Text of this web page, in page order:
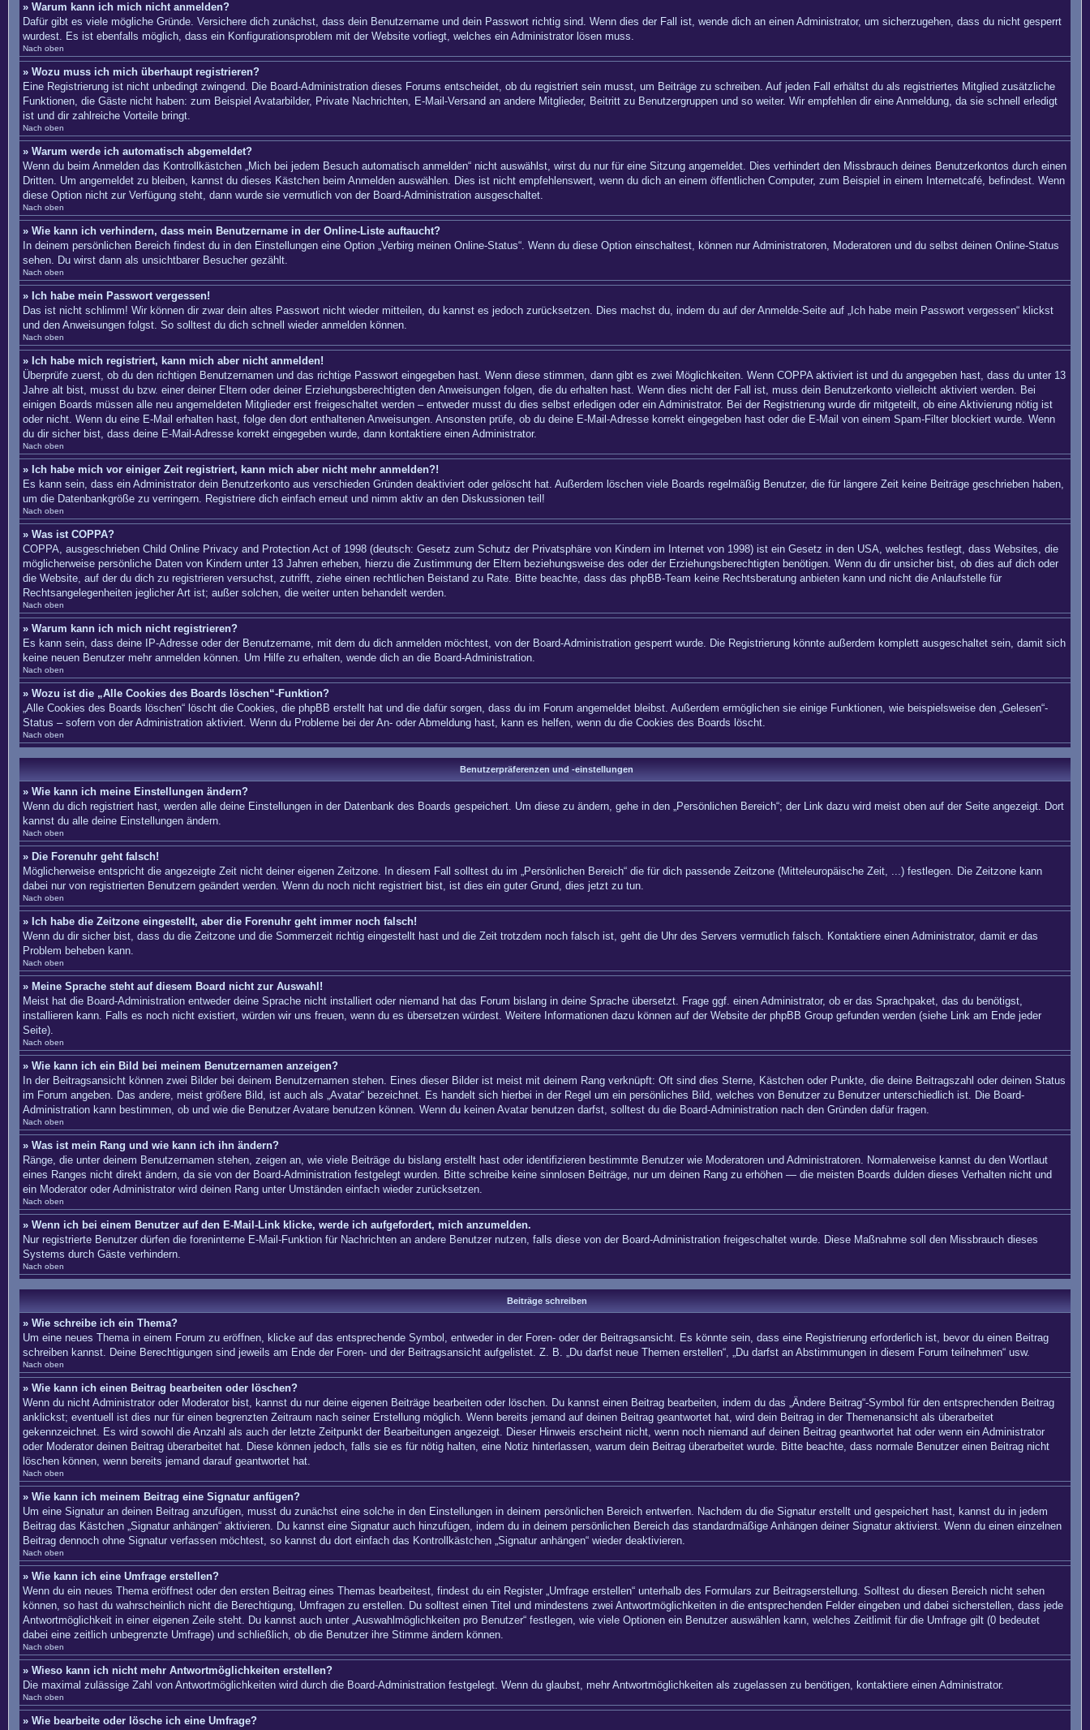
» Warum kann ich mich nicht anmelden?
Dafür gibt es viele mögliche Gründe. Versichere dich zunächst, dass dein Benutzername und dein Passwort richtig sind. Wenn dies der Fall ist, wende dich an einen Administrator, um sicherzugehen, dass du nicht gesperrt
wurdest. Es ist ebenfalls möglich, dass ein Konfigurationsproblem mit der Website vorliegt, welches ein Administrator lösen muss.
Nach oben
» Wozu muss ich mich überhaupt registrieren?
Eine Registrierung ist nicht unbedingt zwingend. Die Board-Administration dieses Forums entscheidet, ob du registriert sein musst, um Beiträge zu schreiben. Auf jeden Fall erhältst du als registriertes Mitglied zusätzliche
Funktionen, die Gäste nicht haben: zum Beispiel Avatarbilder, Private Nachrichten, E-Mail-Versand an andere Mitglieder, Beitritt zu Benutzergruppen und so weiter. Wir empfehlen dir eine Anmeldung, da sie schnell erledigt
ist und dir zahlreiche Vorteile bringt.
Nach oben
» Warum werde ich automatisch abgemeldet?
Wenn du beim Anmelden das Kontrollkästchen „Mich bei jedem Besuch automatisch anmelden“ nicht auswählst, wirst du nur für eine Sitzung angemeldet. Dies verhindert den Missbrauch deines Benutzerkontos durch einen
Dritten. Um angemeldet zu bleiben, kannst du dieses Kästchen beim Anmelden auswählen. Dies ist nicht empfehlenswert, wenn du dich an einem öffentlichen Computer, zum Beispiel in einem Internetcafé, befindest. Wenn
diese Option nicht zur Verfügung steht, dann wurde sie vermutlich von der Board-Administration ausgeschaltet.
Nach oben
» Wie kann ich verhindern, dass mein Benutzername in der Online-Liste auftaucht?
In deinem persönlichen Bereich findest du in den Einstellungen eine Option „Verbirg meinen Online-Status“. Wenn du diese Option einschaltest, können nur Administratoren, Moderatoren und du selbst deinen Online-Status
sehen. Du wirst dann als unsichtbarer Besucher gezählt.
Nach oben
» Ich habe mein Passwort vergessen!
Das ist nicht schlimm! Wir können dir zwar dein altes Passwort nicht wieder mitteilen, du kannst es jedoch zurücksetzen. Dies machst du, indem du auf der Anmelde-Seite auf „Ich habe mein Passwort vergessen“ klickst
und den Anweisungen folgst. So solltest du dich schnell wieder anmelden können.
Nach oben
» Ich habe mich registriert, kann mich aber nicht anmelden!
Überprüfe zuerst, ob du den richtigen Benutzernamen und das richtige Passwort eingegeben hast. Wenn diese stimmen, dann gibt es zwei Möglichkeiten. Wenn COPPAaktiviert ist und du angegeben hast, dass du unter 13
Jahre alt bist, musst du bzw. einer deiner Eltern oder deiner Erziehungsberechtigten den Anweisungen folgen, die du erhalten hast. Wenn dies nicht der Fall ist, muss dein Benutzerkonto vielleicht aktiviert werden. Bei
einigen Boards müssen alle neu angemeldeten Mitglieder erst freigeschaltet werden – entweder musst du dies selbst erledigen oder ein Administrator. Bei der Registrierung wurde dir mitgeteilt, ob eine Aktivierung nötig ist
oder nicht. Wenn du eine E-Mail erhalten hast, folge den dort enthaltenen Anweisungen. Ansonsten prüfe, ob du deine E-Mail-Adresse korrekt eingegeben hast oder die E-Mail von einem Spam-Filter blockiert wurde. Wenn
du dir sicher bist, dass deine E-Mail-Adresse korrekt eingegeben wurde, dann kontaktiere einen Administrator.
Nach oben
» Ich habe mich vor einiger Zeit registriert, kann mich aber nicht mehr anmelden?!
Es kann sein, dass ein Administrator dein Benutzerkonto aus verschieden Gründen deaktiviert oder gelöscht hat. Außerdem löschen viele Boards regelmäßig Benutzer, die für längere Zeit keine Beiträge geschrieben haben,
um die Datenbankgröße zu verringern. Registriere dich einfach erneut und nimm aktiv an den Diskussionen teil!
Nach oben
» Was ist COPPA?
COPPA, ausgeschrieben Child Online Privacy and Protection Act of 1998 (deutsch: Gesetz zum Schutz der Privatsphäre von Kindern im Internet von 1998) ist ein Gesetz in den USA, welches festlegt, dass Websites, die
möglicherweise persönliche Daten von Kindern unter 13 Jahren erheben, hierzu die Zustimmung der Eltern beziehungsweise des oder der Erziehungsberechtigten benötigen. Wenn du dir unsicher bist, ob dies auf dich oder
die Website, auf der du dich zu registrieren versuchst, zutrifft, ziehe einen rechtlichen Beistand zu Rate. Bitte beachte, dass das phpBB-Team keine Rechtsberatung anbieten kann und nicht die Anlaufstelle für
Rechtsangelegenheiten jeglicher Art ist; außer solchen, die weiter unten behandelt werden.
Nach oben
» Warum kann ich mich nicht registrieren?
Es kann sein, dass deine IP-Adresse oder der Benutzername, mit dem du dich anmelden möchtest, von der Board-Administration gesperrt wurde. Die Registrierung könnte außerdem komplett ausgeschaltet sein, damit sich
keine neuen Benutzer mehr anmelden können. Um Hilfe zu erhalten, wende dich an die Board-Administration.
Nach oben
» Wozu ist die „Alle Cookies des Boards löschen“-Funktion?
„Alle Cookies des Boards löschen“ löscht die Cookies, die phpBB erstellt hat und die dafür sorgen, dass du im Forum angemeldet bleibst. Außerdem ermöglichen sie einige Funktionen, wie beispielsweise den „Gelesen“-
Status – sofern von der Administration aktiviert. Wenn du Probleme bei der An- oder Abmeldung hast, kann es helfen, wenn du die Cookies des Boards löscht.
Nach oben
Benutzerpräferenzen und -einstellungen
» Wie kann ich meine Einstellungen ändern?
Wenn du dich registriert hast, werden alle deine Einstellungen in der Datenbank des Boards gespeichert. Um diese zu ändern, gehe in den „Persönlichen Bereich“; der Link dazu wird meist oben auf der Seite angezeigt. Dort
kannst du alle deine Einstellungen ändern.
Nach oben
» Die Forenuhr geht falsch!
Möglicherweise entspricht die angezeigte Zeit nicht deiner eigenen Zeitzone. In diesem Fall solltest du im „Persönlichen Bereich“ die für dich passende Zeitzone (Mitteleuropäische Zeit, ...) festlegen. Die Zeitzone kann
dabei nur von registrierten Benutzern geändert werden. Wenn du noch nicht registriert bist, ist dies ein guter Grund, dies jetzt zu tun.
Nach oben
» Ich habe die Zeitzone eingestellt, aber die Forenuhr geht immer noch falsch!
Wenn du dir sicher bist, dass du die Zeitzone und die Sommerzeit richtig eingestellt hast und die Zeit trotzdem noch falsch ist, geht die Uhr des Servers vermutlich falsch. Kontaktiere einen Administrator, damit er das
Problem beheben kann.
Nach oben
» Meine Sprache steht auf diesem Board nicht zur Auswahl!
Meist hat die Board-Administration entweder deine Sprache nicht installiert oder niemand hat das Forum bislang in deine Sprache übersetzt. Frage ggf. einen Administrator, ob er das Sprachpaket, das du benötigst,
installieren kann. Falls es noch nicht existiert, würden wir uns freuen, wenn du es übersetzen würdest. Weitere Informationen dazu können auf der Website der phpBB Group gefunden werden (siehe Link am Ende jeder
Seite).
Nach oben
» Wie kann ich ein Bild bei meinem Benutzernamen anzeigen?
In der Beitragsansicht können zwei Bilder bei deinem Benutzernamen stehen. Eines dieser Bilder ist meist mit deinem Rang verknüpft: Oft sind dies Sterne, Kästchen oder Punkte, die deine Beitragszahl oder deinen Status
im Forum angeben. Das andere, meist größere Bild, ist auch als „Avatar“ bezeichnet. Es handelt sich hierbei in der Regel um ein persönliches Bild, welches von Benutzer zu Benutzer unterschiedlich ist. Die Board-
Administration kann bestimmen, ob und wie die Benutzer Avatare benutzen können. Wenn du keinen Avatar benutzen darfst, solltest du die Board-Administration nach den Gründen dafür fragen.
Nach oben
» Was ist mein Rang und wie kann ich ihn ändern?
Ränge, die unter deinem Benutzernamen stehen, zeigen an, wie viele Beiträge du bislang erstellt hast oder identifizieren bestimmte Benutzer wie Moderatoren und Administratoren. Normalerweise kannst du den Wortlaut
eines Ranges nicht direkt ändern, da sie von der Board-Administration festgelegt wurden. Bitte schreibe keine sinnlosen Beiträge, nur um deinen Rang zu erhöhen — die meisten Boards dulden dieses Verhalten nicht und
ein Moderator oder Administrator wird deinen Rang unter Umständen einfach wieder zurücksetzen.
Nach oben
» Wenn ich bei einem Benutzer auf den E-Mail-Link klicke, werde ich aufgefordert, mich anzumelden.
Nur registrierte Benutzer dürfen die foreninterne E-Mail-Funktion für Nachrichten an andere Benutzer nutzen, falls diese von der Board-Administration freigeschaltet wurde. Diese Maßnahme soll den Missbrauch dieses
Systems durch Gäste verhindern.
Nach oben
Beiträge schreiben
» Wie schreibe ich ein Thema?
Um eine neues Thema in einem Forum zu eröffnen, klicke auf das entsprechende Symbol, entweder in der Foren- oder der Beitragsansicht. Es könnte sein, dass eine Registrierung erforderlich ist, bevor du einen Beitrag
schreiben kannst. Deine Berechtigungen sind jeweils am Ende der Foren- und der Beitragsansicht aufgelistet. Z. B. „Du darfst neue Themen erstellen“, „Du darfst an Abstimmungen in diesem Forum teilnehmen“ usw.
Nach oben
» Wie kann ich einen Beitrag bearbeiten oder löschen?
Wenn du nicht Administrator oder Moderator bist, kannst du nur deine eigenen Beiträge bearbeiten oder löschen. Du kannst einen Beitrag bearbeiten, indem du das „Ändere Beitrag“-Symbol für den entsprechenden Beitrag
anklickst; eventuell ist dies nur für einen begrenzten Zeitraum nach seiner Erstellung möglich. Wenn bereits jemand auf deinen Beitrag geantwortet hat, wird dein Beitrag in der Themenansicht als überarbeitet
gekennzeichnet. Es wird sowohl die Anzahl als auch der letzte Zeitpunkt der Bearbeitungen angezeigt. Dieser Hinweis erscheint nicht, wenn noch niemand auf deinen Beitrag geantwortet hat oder wenn ein Administrator
oder Moderator deinen Beitrag überarbeitet hat. Diese können jedoch, falls sie es für nötig halten, eine Notiz hinterlassen, warum dein Beitrag überarbeitet wurde. Bitte beachte, dass normale Benutzer einen Beitrag nicht
löschen können, wenn bereits jemand darauf geantwortet hat.
Nach oben
» Wie kann ich meinem Beitrag eine Signatur anfügen?
Um eine Signatur an deinen Beitrag anzufügen, musst du zunächst eine solche in den Einstellungen in deinem persönlichen Bereich entwerfen. Nachdem du die Signatur erstellt und gespeichert hast, kannst du in jedem
Beitrag das Kästchen „Signatur anhängen“ aktivieren. Du kannst eine Signatur auch hinzufügen, indem du in deinem persönlichen Bereich das standardmäßige Anhängen deiner Signatur aktivierst. Wenn du einen einzelnen
Beitrag dennoch ohne Signatur verfassen möchtest, so kannst du dort einfach das Kontrollkästchen „Signatur anhängen“ wieder deaktivieren.
Nach oben
» Wie kann ich eine Umfrage erstellen?
Wenn du ein neues Thema eröffnest oder den ersten Beitrag eines Themas bearbeitest, findest du ein Register „Umfrage erstellen“ unterhalb des Formulars zur Beitragserstellung. Solltest du diesen Bereich nicht sehen
können, so hast du wahrscheinlich nicht die Berechtigung, Umfragen zu erstellen. Du solltest einen Titel und mindestens zwei Antwortmöglichkeiten in die entsprechenden Felder eingeben und dabei sicherstellen, dass jede
Antwortmöglichkeit in einer eigenen Zeile steht. Du kannst auch unter „Auswahlmöglichkeiten pro Benutzer“ festlegen, wie viele Optionen ein Benutzer auswählen kann, welches Zeitlimit für die Umfrage gilt (0 bedeutet
dabei eine zeitlich unbegrenzte Umfrage) und schließlich, ob die Benutzer ihre Stimme ändern können.
Nach oben
» Wieso kann ich nicht mehr Antwortmöglichkeiten erstellen?
Die maximal zulässige Zahl von Antwortmöglichkeiten wird durch die Board-Administration festgelegt. Wenn du glaubst, mehr Antwortmöglichkeiten als zugelassen zu benötigen, kontaktiere einen Administrator.
Nach oben
» Wie bearbeite oder lösche ich eine Umfrage?